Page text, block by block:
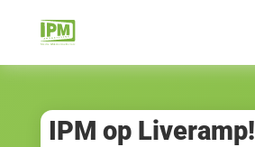
IPM op Liveramp!